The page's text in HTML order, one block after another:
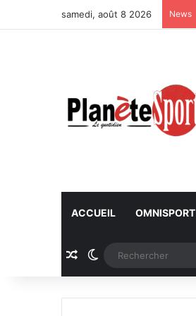
samedi, août 8 2026 News
ACCUEIL OMNISPORT
Article Aléatoire
Switch skin